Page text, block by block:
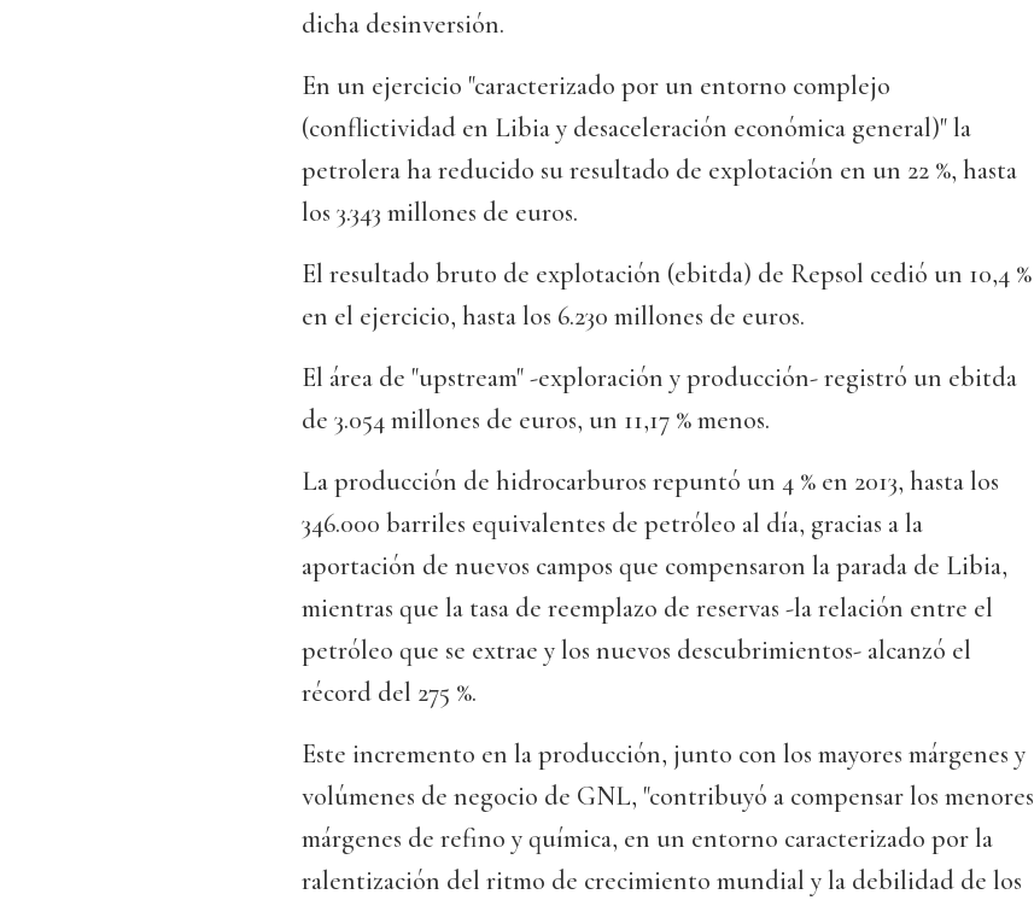
dicha desinversión.
En un ejercicio "caracterizado por un entorno complejo
(conflictividad en Libia y desaceleración económica general)" la
petrolera ha reducido su resultado de explotación en un 22 %, hasta
los 3.343 millones de euros.
El resultado bruto de explotación (ebitda) de Repsol cedió un 10,4 %
en el ejercicio, hasta los 6.230 millones de euros.
El área de "upstream" -exploración y producción- registró un ebitda
de 3.054 millones de euros, un 11,17 % menos.
La producción de hidrocarburos repuntó un 4 % en 2013, hasta los
346.000 barriles equivalentes de petróleo al día, gracias a la
aportación de nuevos campos que compensaron la parada de Libia,
mientras que la tasa de reemplazo de reservas -la relación entre el
petróleo que se extrae y los nuevos descubrimientos- alcanzó el
récord del 275 %.
Este incremento en la producción, junto con los mayores márgenes y
volúmenes de negocio de GNL, "contribuyó a compensar los menores
márgenes de refino y química, en un entorno caracterizado por la
ralentización del ritmo de crecimiento mundial y la debilidad de los